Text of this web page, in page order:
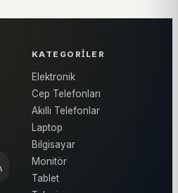
KATEGORILER
Elektronik
Cep Telefonları
Akıllı Telefonlar
Laptop
Bilgisayar
Monitör
Tablet